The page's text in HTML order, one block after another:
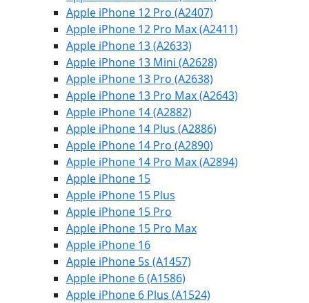
Apple iPhone 12 Pro (A2407)
Apple iPhone 12 Pro Max (A2411)
Apple iPhone 13 (A2633)
Apple iPhone 13 Mini (A2628)
Apple iPhone 13 Pro (A2638)
Apple iPhone 13 Pro Max (A2643)
Apple iPhone 14 (A2882)
Apple iPhone 14 Plus (A2886)
Apple iPhone 14 Pro (A2890)
Apple iPhone 14 Pro Max (A2894)
Apple iPhone 15
Apple iPhone 15 Plus
Apple iPhone 15 Pro
Apple iPhone 15 Pro Max
Apple iPhone 16
Apple iPhone 5s (A1457)
Apple iPhone 6 (A1586)
Apple iPhone 6 Plus (A1524)